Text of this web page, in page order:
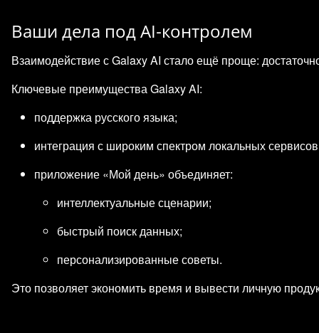
Ваши дела под AI‑контролем
Взаимодействие с Galaxy AI стало ещё проще:
Ключевые преимущества Galaxy AI:
поддержка русского языка;
интеграция с широким спектром локальных
приложение «Мой день» объединяет:
интеллектуальные сценарии;
быстрый поиск данных;
персонализированные советы.
Это позволяет экономить время и вывести личную